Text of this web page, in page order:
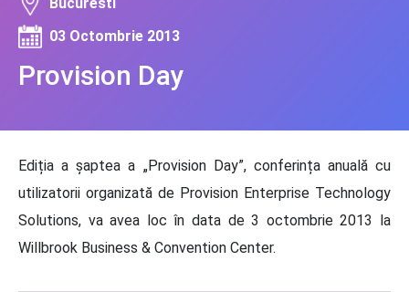
Provision Day
03 Octombrie 2013
Ediția a șaptea a „Provision Day”, conferința anuală cu
utilizatorii organizată de Provision Enterprise Technology
Solutions, va avea loc în data de 3 octombrie 2013 la
Willbrook Business & Convention Center.